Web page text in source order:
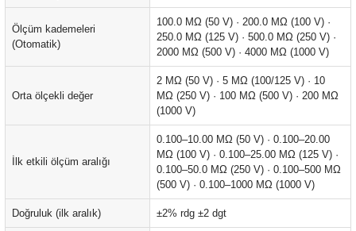
Ölçüm kademeleri
(Otomatik)
100.0 MΩ (50 V) · 200.0 MΩ (100 V) ·
250.0 MΩ (125 V) · 500.0 MΩ (250 V) ·
2000 MΩ (500 V) · 4000 MΩ (1000 V)
Orta ölçekli değer
2 MΩ (50 V) · 5 MΩ (100/125 V) · 10
MΩ (250 V) · 100 MΩ (500 V) · 200 MΩ
(1000 V)
İlk etkili ölçüm aralığı
0.100–10.00 MΩ (50 V) · 0.100–20.00
MΩ (100 V) · 0.100–25.00 MΩ (125 V) ·
0.100–50.0 MΩ (250 V) · 0.100–500 MΩ
(500 V) · 0.100–1000 MΩ (1000 V)
Doğruluk (ilk aralık) ±2% rdg ±2 dgt